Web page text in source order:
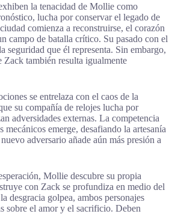
la tenacidad de Mollie como
lucha por conservar el legado de
comienza a reconstruirse, el corazón
campo de batalla crítico. Su pasado con el
seguridad que él representa. Sin embargo,
Zack también resulta igualmente
se entrelaza con el caos de la
su compañía de relojes lucha por
adversidades externas. La competencia
mecánicos emerge, desafiando la artesanía
adversario añade aún más presión a
Mollie descubre su propia
con Zack se profundiza en medio del
desgracia golpea, ambos personajes
sobre el amor y el sacrificio. Deben